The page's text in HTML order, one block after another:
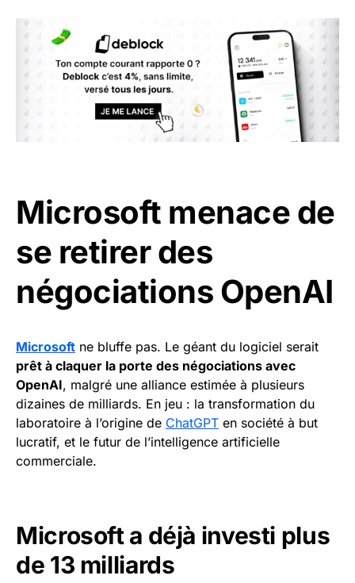
Microsoft menace de
se retirer des
négociations OpenAI
Microsoft ne bluffe pas. Le géant du logiciel serait
prêt à claquer la porte des négociations avec
OpenAI, malgré une alliance estimée à plusieurs
dizaines de milliards. En jeu : la transformation du
laboratoire à l’origine de ChatGPT en société à but
lucratif, et le futur de l’intelligence artificielle
commerciale.
Microsoft a déjà investi plus
de 13 milliards